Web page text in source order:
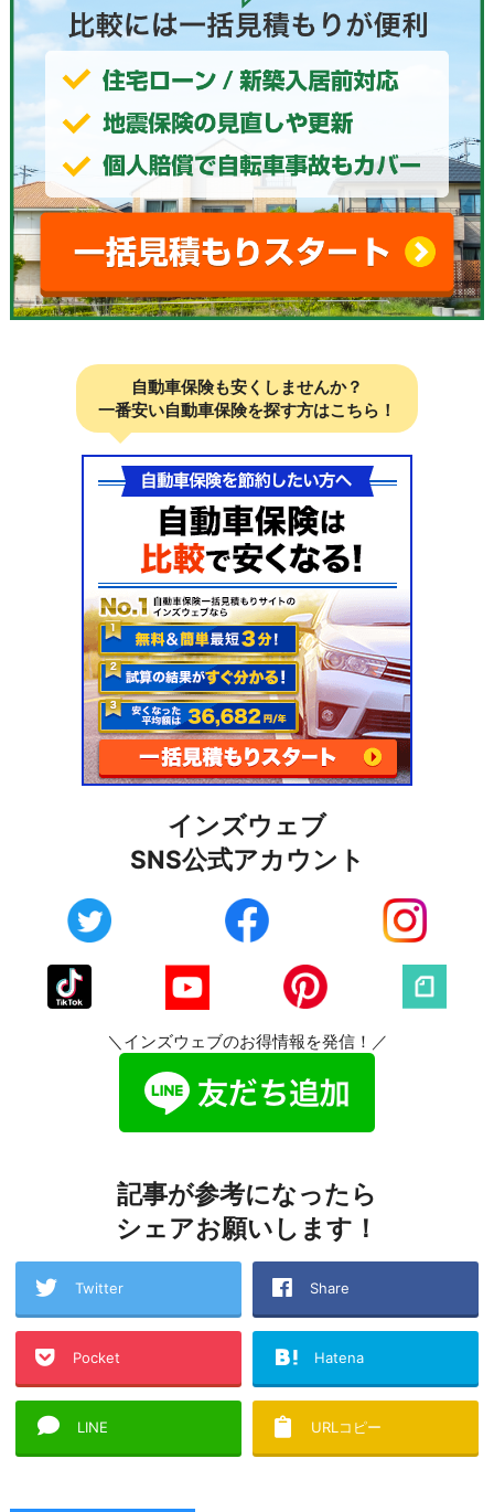
自動車保険も安くしませんか？
一番安い自動車保険を探す方はこちら！
インズウェブ
SNS公式アカウント
＼インズウェブのお得情報を発信！／
記事が参考になったら
シェアお願いします！
Twitter Share
Pocket Hatena
LINE URLコピー